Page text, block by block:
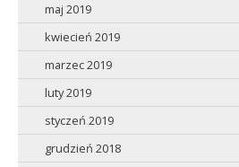
maj 2019
kwiecień 2019
marzec 2019
luty 2019
styczeń 2019
grudzień 2018